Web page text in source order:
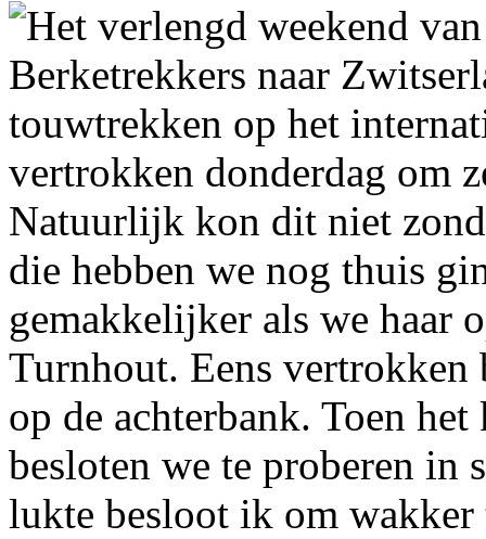
Het verlengd weekend
Berketrekkers naar
touwtrekken op het
vertrokken donderdag om
Natuurlijk kon dit niet
die hebben we nog thuis
gemakkelijker als we haar
Turnhout. Eens vertrokken
op de achterbank. Toen
besloten we te proberen in
lukte besloot ik om